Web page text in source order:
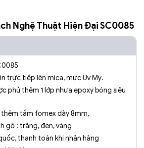
Nghệ Thuật Hiện Đại SC0085
trực tiếp lên mica, mực Uv Mỹ.
phủ thêm 1 lớp nhựa epoxy bóng siêu
thêm tấm fomex dày 8mm,
gỗ : trắng, đen, vàng
thanh toán khi nhận hàng